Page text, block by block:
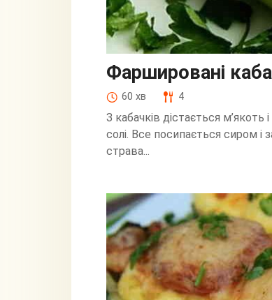
Фаршировані
60 хв 4
З кабачків дістається м’якоть
солі. Все посипається сиром
страва...